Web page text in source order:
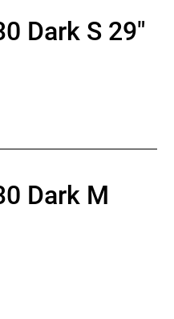
(S - M), 100 mm (L -
- diam 31.8 mm /
30.9 mm / length
Dark S 29"
Dark M